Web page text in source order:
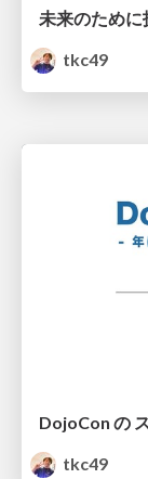
tkc49
DojoCon の
tkc49